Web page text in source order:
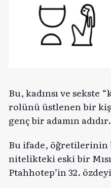
Bu, kadınsı ve sekste
rolünü üstlenen bir
genç bir adamın adıdır.
Bu ifade, öğretilerinin
nitelikteki eski bir
Ptahhotep’in 32.